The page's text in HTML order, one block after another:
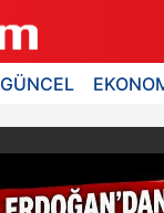
GÜNCEL